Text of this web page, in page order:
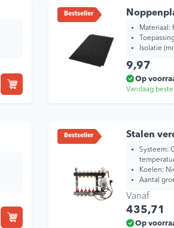
gekozen
worden
Bestseller
Materiaal:
Isolatie
9,97
Op
Vandaag
Bestseller Stalen
Systeem:
Koelen:
Aantal
Vanaf
435,71
Op